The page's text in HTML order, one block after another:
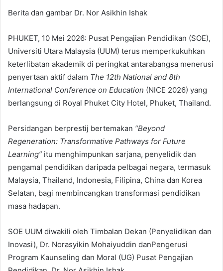
Berita dan gambar Dr. Nor Asikhin Ishak
PHUKET, 10 Mei 2026: Pusat Pengajian Pendidikan (SOE),
Universiti Utara Malaysia (UUM) terus memperkukuhkan
keterlibatan akademik di peringkat antarabangsa menerusi
penyertaan aktif dalam The 12th National and 8th
International Conference on Education (NICE 2026) yang
berlangsung di Royal Phuket City Hotel, Phuket, Thailand.
Persidangan berprestij bertemakan “Beyond
Regeneration: Transformative Pathways for Future
Learning” itu menghimpunkan sarjana, penyelidik dan
pengamal pendidikan daripada pelbagai negara, termasuk
Malaysia, Thailand, Indonesia, Filipina, China dan Korea
Selatan, bagi membincangkan transformasi pendidikan
masa hadapan.
SOE UUM diwakili oleh Timbalan Dekan (Penyelidikan dan
Inovasi), Dr. Norasyikin Mohaiyuddin danPengerusi
Program Kaunseling dan Moral (UG) Pusat Pengajian